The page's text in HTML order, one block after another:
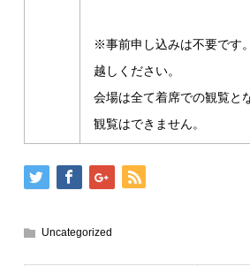
※事前申し込みは不要です
越しください。
会場は全て着席での観覧と
観覧はできません。
Uncategorized